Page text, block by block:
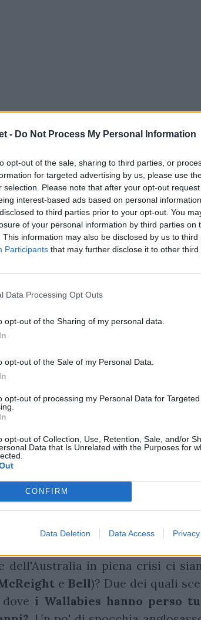
- Do Not Process My Personal Information
opt-out of the sale, sharing to third parties, or
for targeted advertising by us, please use
selection. Please note that after your opt-out
interest-based ads based on personal
to third parties prior to your opt-out. You
of your personal information by third parties on
This information may also be disclosed by us to
Participants that may further disclose it to other third
Data Processing Opt Outs
opt-out of the Sharing of my personal data.
opt-out of the Sale of my Personal Data.
opt-out of processing my Personal Data for Targeted
opt-out of Collection, Use, Retention, Sale, and/or
Data that Is Unrelated with the Purposes for
CONFIRM
Data Deletion Data Access
un deciso sbilanciamento
che su 30 nomi
(
Mateo Carreras ), visto che i
del 2025, che ha rischiato l'en
dell'Australia in piena crisi ci
e Bell)? Due dei quali
i Wallabies hanno perso